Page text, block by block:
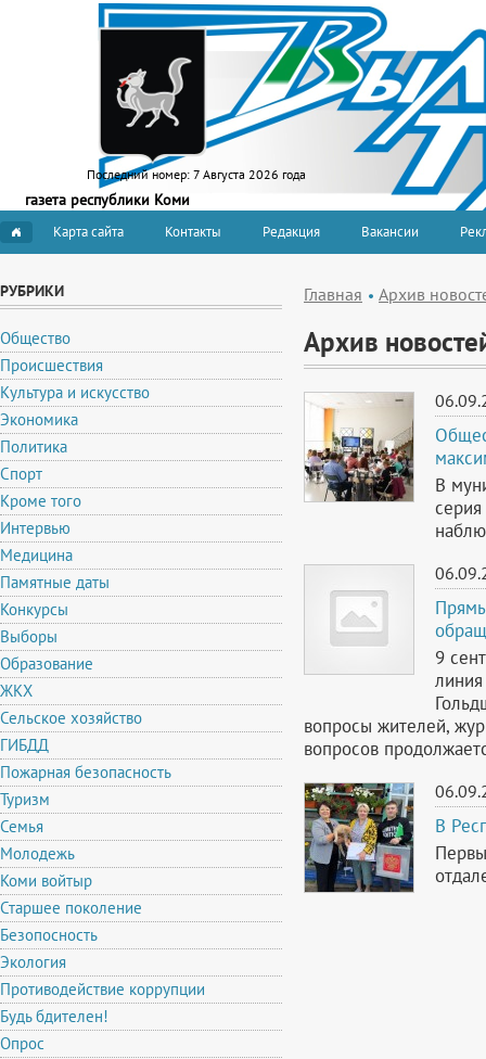
Последний номер: 7 Августа 2026 года
газета республики Коми
Карта сайта Контакты Редакция Вакансии
РУБРИКИ
Общество
Происшествия
Культура и искусство
Экономика
Политика
Спорт
Кроме того
Интервью
Медицина
Памятные даты
Конкурсы
Выборы
Образование
ЖКХ
Сельское хозяйство
ГИБДД
Пожарная безопасность
Туризм
Семья
Молодежь
Коми войтыр
Старшее поколение
Безопосность
Экология
Противодействие коррупции
Будь бдителен!
Опрос
Главная Архив
Архив
В
9
вопросы жителей,
вопросов
В